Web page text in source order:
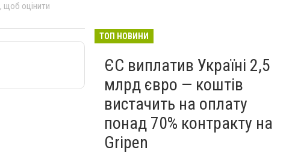
, щоб оцінити
ТОП НОВИНИ
ЄС виплатив Україні 2,5
млрд євро — коштів
вистачить на оплату
понад 70% контракту на
Gripen